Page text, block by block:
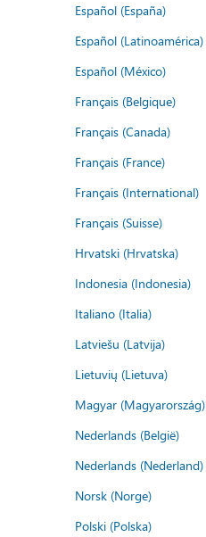
Español (España)
Español (Latinoamérica)
Español (México)
Français (Belgique)
Français (Canada)
Français (France)
Français (International)
Français (Suisse)
Hrvatski (Hrvatska)
Indonesia (Indonesia)
Italiano (Italia)
Latviešu (Latvija)
Lietuvių (Lietuva)
Magyar (Magyarország)
Nederlands (België)
Nederlands (Nederland)
Norsk (Norge)
Polski (Polska)